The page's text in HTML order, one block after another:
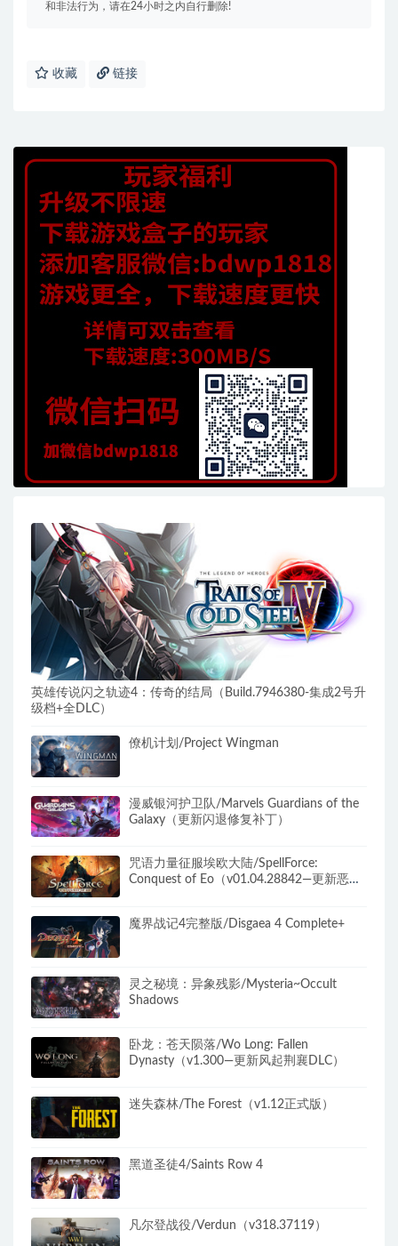
和非法行为，请在24小时之内自行删除!
收藏 链接
英雄传说闪之轨迹4：传奇的结局（Build.7946380-集成2号升
级档+全DLC）
僚机计划/Project Wingman
漫威银河护卫队/Marvels Guardians of the
Galaxy（更新闪退修复补丁）
咒语力量征服埃欧大陆/SpellForce:
Conquest of Eo（v01.04.28842—更新恶魔
魔界战记4完整版/Disgaea 4 Complete+
灵之秘境：异象残影/Mysteria~Occult
Shadows
卧龙：苍天陨落/Wo Long: Fallen
Dynasty（v1.300—更新风起荆襄DLC）
迷失森林/The Forest（v1.12正式版）
黑道圣徒4/Saints Row 4
凡尔登战役/Verdun（v318.37119）